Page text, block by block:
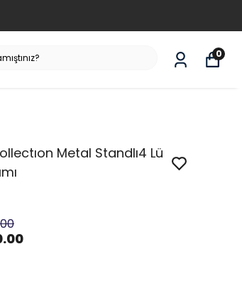
0
Metal Standlı4 Lü